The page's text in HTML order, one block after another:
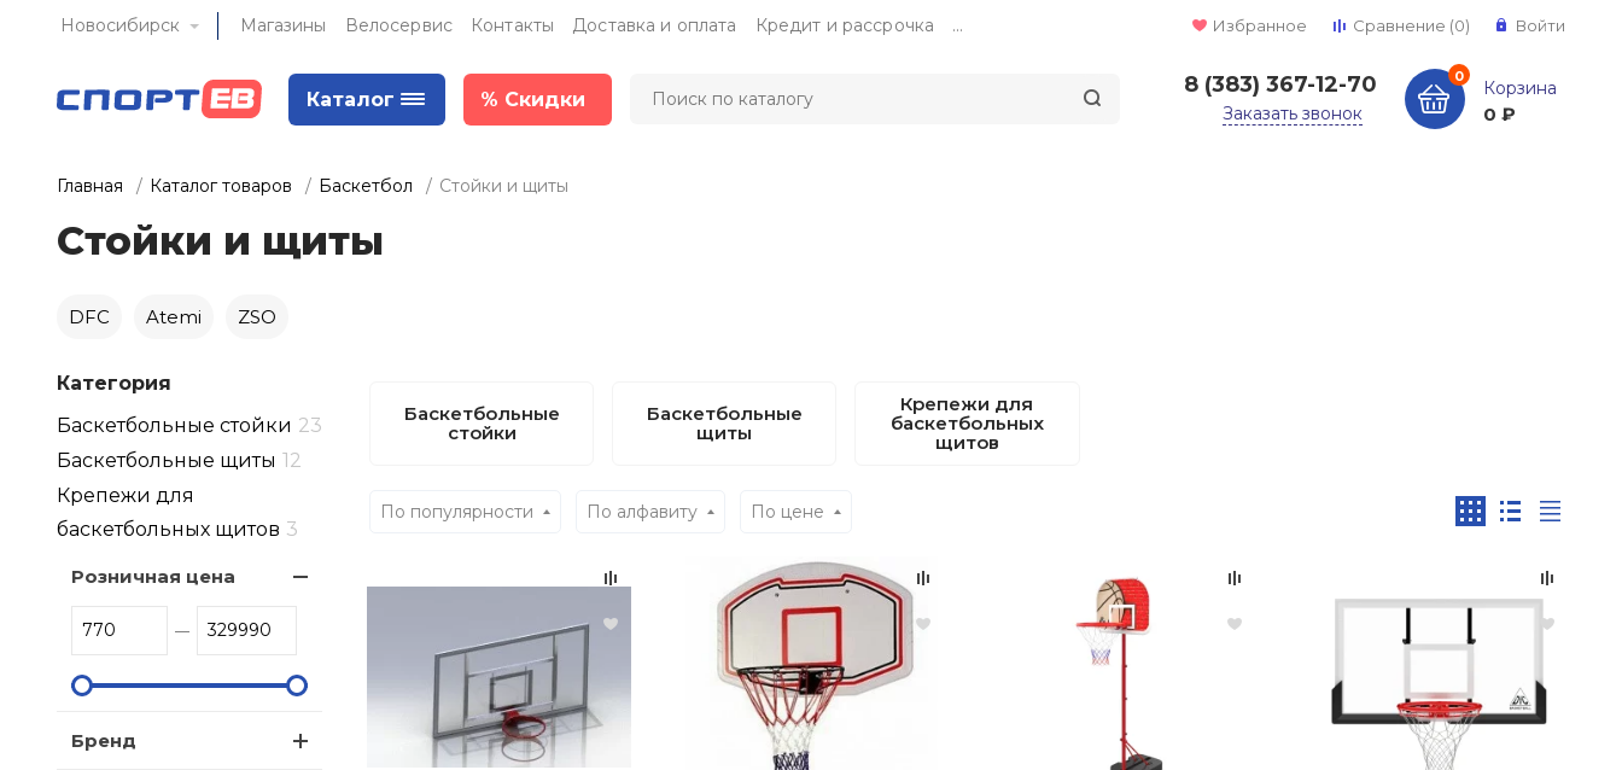
Новосибирск Магазины Велосервис Контакты Доставка и оплата Кредит и рассрочка ... Избранное Сравнение (0) Войти
Каталог % Скидки
8 (383) 367-12-70
Заказать звонок
0
Корзина
0 ₽
Главная Каталог товаров Баскетбол Стойки и щиты
Стойки и щиты
DFC Atemi ZSO
Категория
Баскетбольные стойки 23
Баскетбольные щиты 12
Крепежи для
баскетбольных щитов 3
Розничная цена
Бренд
Баскетбольные
стойки
Баскетбольные
щиты
Крепежи для
баскетбольных
щитов
По популярности По алфавиту По цене